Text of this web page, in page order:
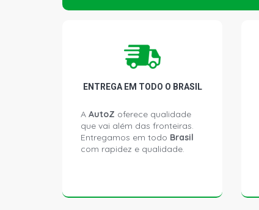
ENTREGA EM TODO O BRASIL
A AutoZ oferece qualidade
que vai além das fronteiras.
Entregamos em todo Brasil
com rapidez e qualidade.